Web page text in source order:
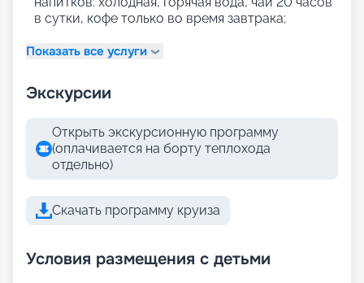
в сутки, кофе только во время завтрака;
Показать все услуги
Экскурсии
Открыть экскурсионную программу
(оплачивается на борту теплохода
отдельно)
Скачать программу круиза
Условия размещения с детьми